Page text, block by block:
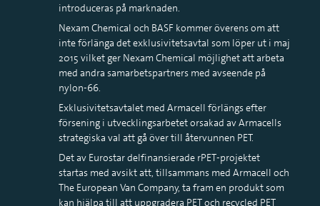
introduceras på marknaden.
Nexam Chemical och BASF kommer överens om att
inte förlänga det exklusivitetsavtal som löper ut i maj
2015 vilket ger Nexam Chemical möjlighet att arbeta
med andra samarbetspartners med avseende på
nylon-66.
Exklusivitetsavtalet med Armacell förlängs efter
försening i utvecklingsarbetet orsakad av Armacells
strategiska val att gå över till återvunnen PET.
Det av Eurostar delfinansierade rPET-projektet
startas med avsikt att, tillsammans med Armacell och
The European Van Company, ta fram en produkt som
kan hjälpa till att uppgradera PET och recycled PET